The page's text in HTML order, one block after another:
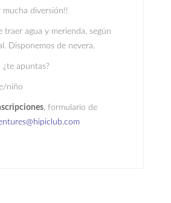
mucha diversión!!
traer agua y merienda, según
Disponemos de nevera.
, ¿te apuntas?
niño
, formulario de